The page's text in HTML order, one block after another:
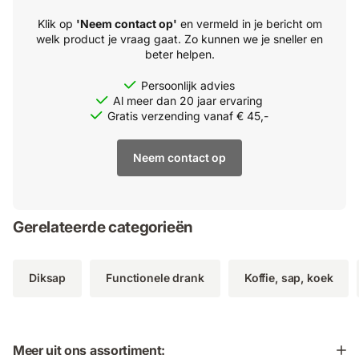
Klik op 'Neem contact op' en vermeld in je bericht om
welk product je vraag gaat. Zo kunnen we je sneller en
beter helpen.
Persoonlijk advies
Al meer dan 20 jaar ervaring
Gratis verzending vanaf € 45,-
Neem contact op
Gerelateerde categorieën
Diksap Functionele drank Koffie, sap, koek
Meer uit ons assortiment: